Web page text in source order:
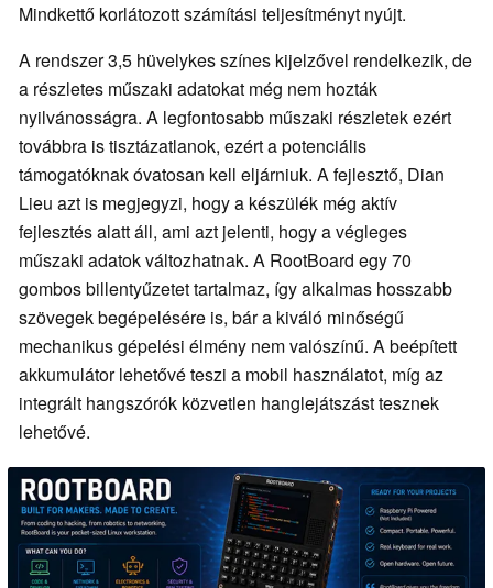
Mindkettő korlátozott számítási teljesítményt nyújt.
A rendszer 3,5 hüvelykes színes kijelzővel rendelkezik, de
a részletes műszaki adatokat még nem hozták
nyilvánosságra. A legfontosabb műszaki részletek ezért
továbbra is tisztázatlanok, ezért a potenciális
támogatóknak óvatosan kell eljárniuk. A fejlesztő, Dian
Lieu azt is megjegyzi, hogy a készülék még aktív
fejlesztés alatt áll, ami azt jelenti, hogy a végleges
műszaki adatok változhatnak. A RootBoard egy 70
gombos billentyűzetet tartalmaz, így alkalmas hosszabb
szövegek begépelésére is, bár a kiváló minőségű
mechanikus gépelési élmény nem valószínű. A beépített
akkumulátor lehetővé teszi a mobil használatot, míg az
integrált hangszórók közvetlen hanglejátszást tesznek
lehetővé.